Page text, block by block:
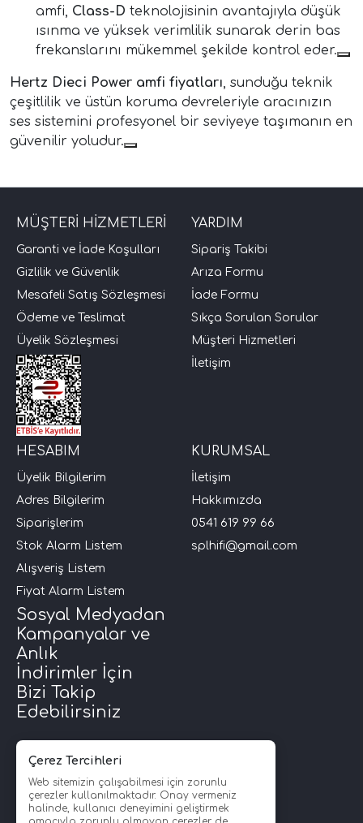
amfi, Class-D teknolojisinin avantajıyla düşük
ısınma ve yüksek verimlilik sunarak derin bas
frekanslarını mükemmel şekilde kontrol eder.
Hertz Dieci Power amfi fiyatları, sunduğu teknik
çeşitlilik ve üstün koruma devreleriyle aracınızın
ses sistemini profesyonel bir seviyeye taşımanın en
güvenilir yoludur.
MÜŞTERİ HİZMETLERİ
Garanti ve İade Koşulları
Gizlilik ve Güvenlik
Mesafeli Satış Sözleşmesi
Ödeme ve Teslimat
Üyelik Sözleşmesi
YARDIM
Sipariş Takibi
Arıza Formu
İade Formu
Sıkça Sorulan Sorular
Müşteri Hizmetleri
İletişim
HESABIM
Üyelik Bilgilerim
Adres Bilgilerim
Siparişlerim
Stok Alarm Listem
Alışveriş Listem
Fiyat Alarm Listem
KURUMSAL
İletişim
Hakkımızda
0541 619 99 66
splhifi@gmail.com
Sosyal Medyadan
Kampanyalar ve
Anlık
İndirimler İçin
Bizi Takip
Edebilirsiniz
Çerez Tercihleri
Web sitemizin çalışabilmesi için zorunlu
çerezler kullanılmaktadır. Onay vermeniz
halinde, kullanıcı deneyimini geliştirmek